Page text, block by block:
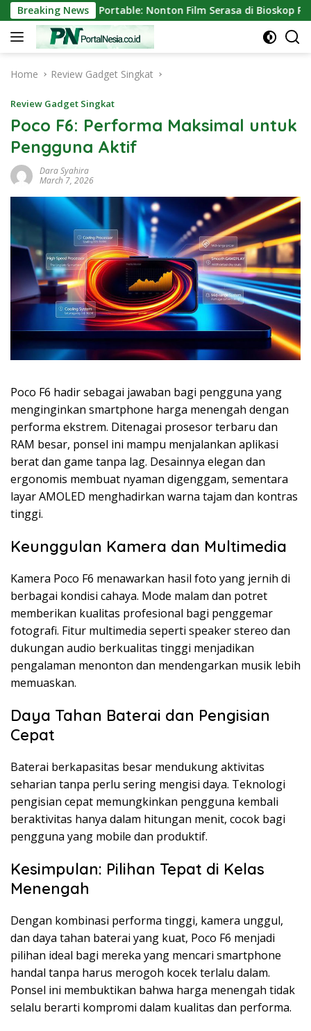
Skip
to
content
Breaking News
Mini Portable: Nonton Film Serasa di Bioskop Pribadi
Home Review Gadget Singkat
Review Gadget Singkat
Poco F6: Performa Maksimal untuk
Pengguna Aktif
Dara Syahira
March 7, 2026
Poco F6 hadir sebagai jawaban bagi pengguna yang
menginginkan smartphone harga menengah dengan
performa ekstrem. Ditenagai prosesor terbaru dan
RAM besar, ponsel ini mampu menjalankan aplikasi
berat dan game tanpa lag. Desainnya elegan dan
ergonomis membuat nyaman digenggam, sementara
layar AMOLED menghadirkan warna tajam dan kontras
tinggi.
Keunggulan Kamera dan Multimedia
Kamera Poco F6 menawarkan hasil foto yang jernih di
berbagai kondisi cahaya. Mode malam dan potret
memberikan kualitas profesional bagi penggemar
fotografi. Fitur multimedia seperti speaker stereo dan
dukungan audio berkualitas tinggi menjadikan
pengalaman menonton dan mendengarkan musik lebih
memuaskan.
Daya Tahan Baterai dan Pengisian
Cepat
Baterai berkapasitas besar mendukung aktivitas
seharian tanpa perlu sering mengisi daya. Teknologi
pengisian cepat memungkinkan pengguna kembali
beraktivitas hanya dalam hitungan menit, cocok bagi
pengguna yang mobile dan produktif.
Kesimpulan: Pilihan Tepat di Kelas
Menengah
Dengan kombinasi performa tinggi, kamera unggul,
dan daya tahan baterai yang kuat, Poco F6 menjadi
pilihan ideal bagi mereka yang mencari smartphone
handal tanpa harus merogoh kocek terlalu dalam.
Ponsel ini membuktikan bahwa harga menengah tidak
selalu berarti kompromi dalam kualitas dan performa.